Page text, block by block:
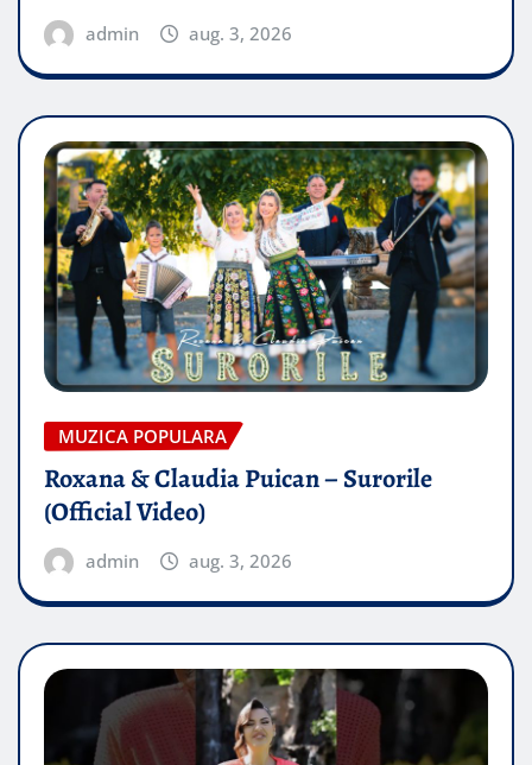
admin aug. 3, 2026
MUZICA POPULARA
Roxana & Claudia Puican – Surorile
(Official Video)
admin aug. 3, 2026